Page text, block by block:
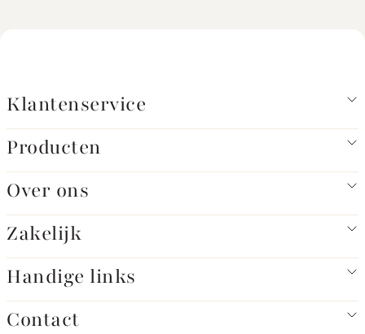
Klantenservice
Producten
Over ons
Zakelijk
Handige links
Contact